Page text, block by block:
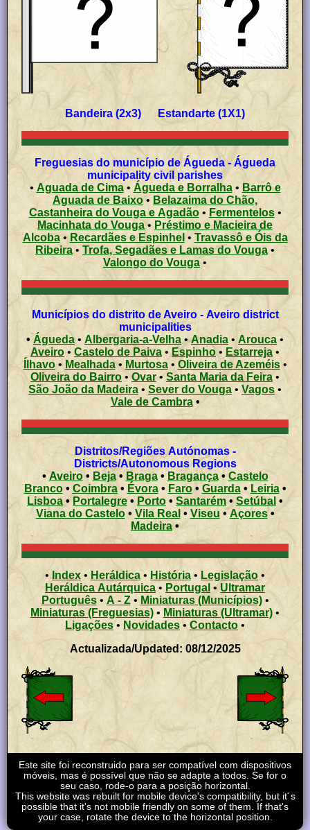
Bandeira (2x3) Estandarte (1X1)
Freguesias do município de Águeda - Águeda
municipality civil parishes
• Aguada de Cima• Águeda e Borralha• Barrô e
Aguada de Baixo• Belazaima do Chão,
Castanheira do Vouga e Agadão• Fermentelos•
Macinhata do Vouga• Préstimo e Macieira de
Alcoba• Recardães e Espinhel • Travassô e Óis da
Ribeira • Trofa, Segadães e Lamas do Vouga•
Valongo do Vouga•
Municípios do distrito de Aveiro - Aveiro district
municipalities
• Águeda • Albergaria-a-Velha•Anadia • Arouca•
Aveiro• Castelo de Paiva •Espinho •Estarreja •
Ílhavo• Mealhada• Murtosa• Oliveira de Azeméis•
Oliveira do Bairro • Ovar•Santa Maria da Feira•
São João da Madeira • Sever do Vouga • Vagos •
Vale de Cambra •
Distritos/Regiões Autónomas -
Districts/Autonomous Regions
• Aveiro• Beja• Braga• Bragança• Castelo
Branco• Coimbra• Évora• Faro• Guarda•Leiria•
Lisboa •Portalegre • Porto • Santarém •Setúbal •
Viana do Castelo• Vila Real • Viseu •Açores•
Madeira•
• Index• Heráldica • História • Legislação •
Heráldica Autárquica • Portugal • Ultramar
Português• A - Z• Miniaturas (Municípios)•
Miniaturas (Freguesias) • Miniaturas (Ultramar) •
Ligações•Novidades• Contacto•
Actualizada/Updated: 08/12/2025
Este site foi reconstruido para ser compatível com dispositivos
móveis, mas é possível que não se adapte a todos. Se for o
seu caso, rode-o para a posição horizontal.
This website was rebuilt for mobile device's compatibility, but it´s
possible that it's not mobile friendly on some of them. If that's
your case, rotate the device to the horizontal position.